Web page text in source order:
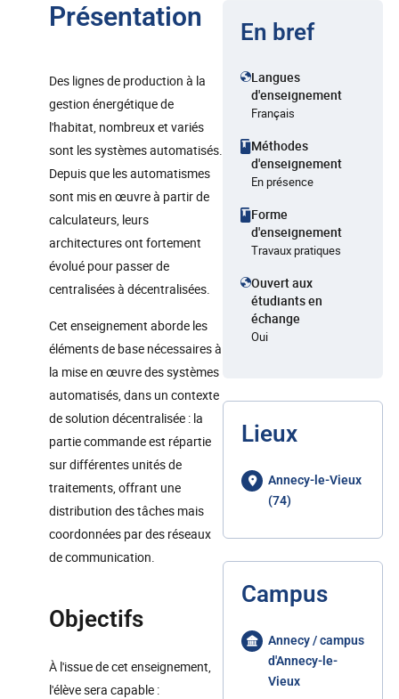
Présentation
Des lignes de production à la
gestion énergétique de
l'habitat, nombreux et variés
sont les systèmes automatisés.
Depuis que les automatismes
sont mis en œuvre à partir de
calculateurs, leurs
architectures ont fortement
évolué pour passer de
centralisées à décentralisées.
Cet enseignement aborde les
éléments de base nécessaires à
la mise en œuvre des systèmes
automatisés, dans un contexte
de solution décentralisée : la
partie commande est répartie
sur différentes unités de
traitements, offrant une
distribution des tâches mais
coordonnées par des réseaux
de communication.
Objectifs
À l'issue de cet enseignement,
l'élève sera capable :
En bref
Langues
d'enseignement
Français
Méthodes
d'enseignement
En présence
Forme
d'enseignement
Travaux pratiques
Ouvert aux
étudiants en
échange
Oui
Lieux
Annecy-le-Vieux
(74)
Campus
Annecy / campus
d'Annecy-le-
Vieux